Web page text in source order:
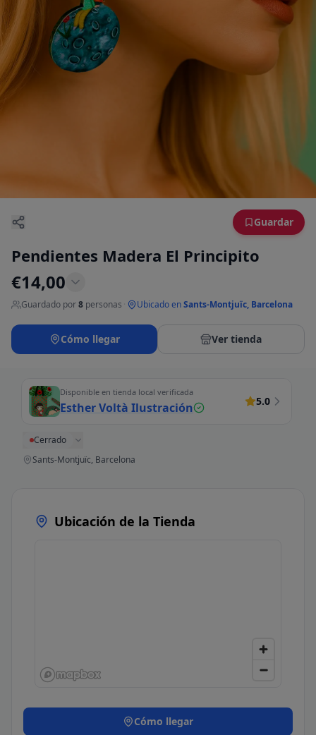
Guardar
Pendientes Madera El Principito
€14,00
Guardado por8 personas Ubicado enSants-Montjuïc, Barcelona
Cómo llegar Ver tienda
Disponible en tienda local verificada
Esther Voltà Ilustración 5.0
Cerrado
Sants-Montjuïc, Barcelona
Ubicación de la Tienda
Cómo llegar